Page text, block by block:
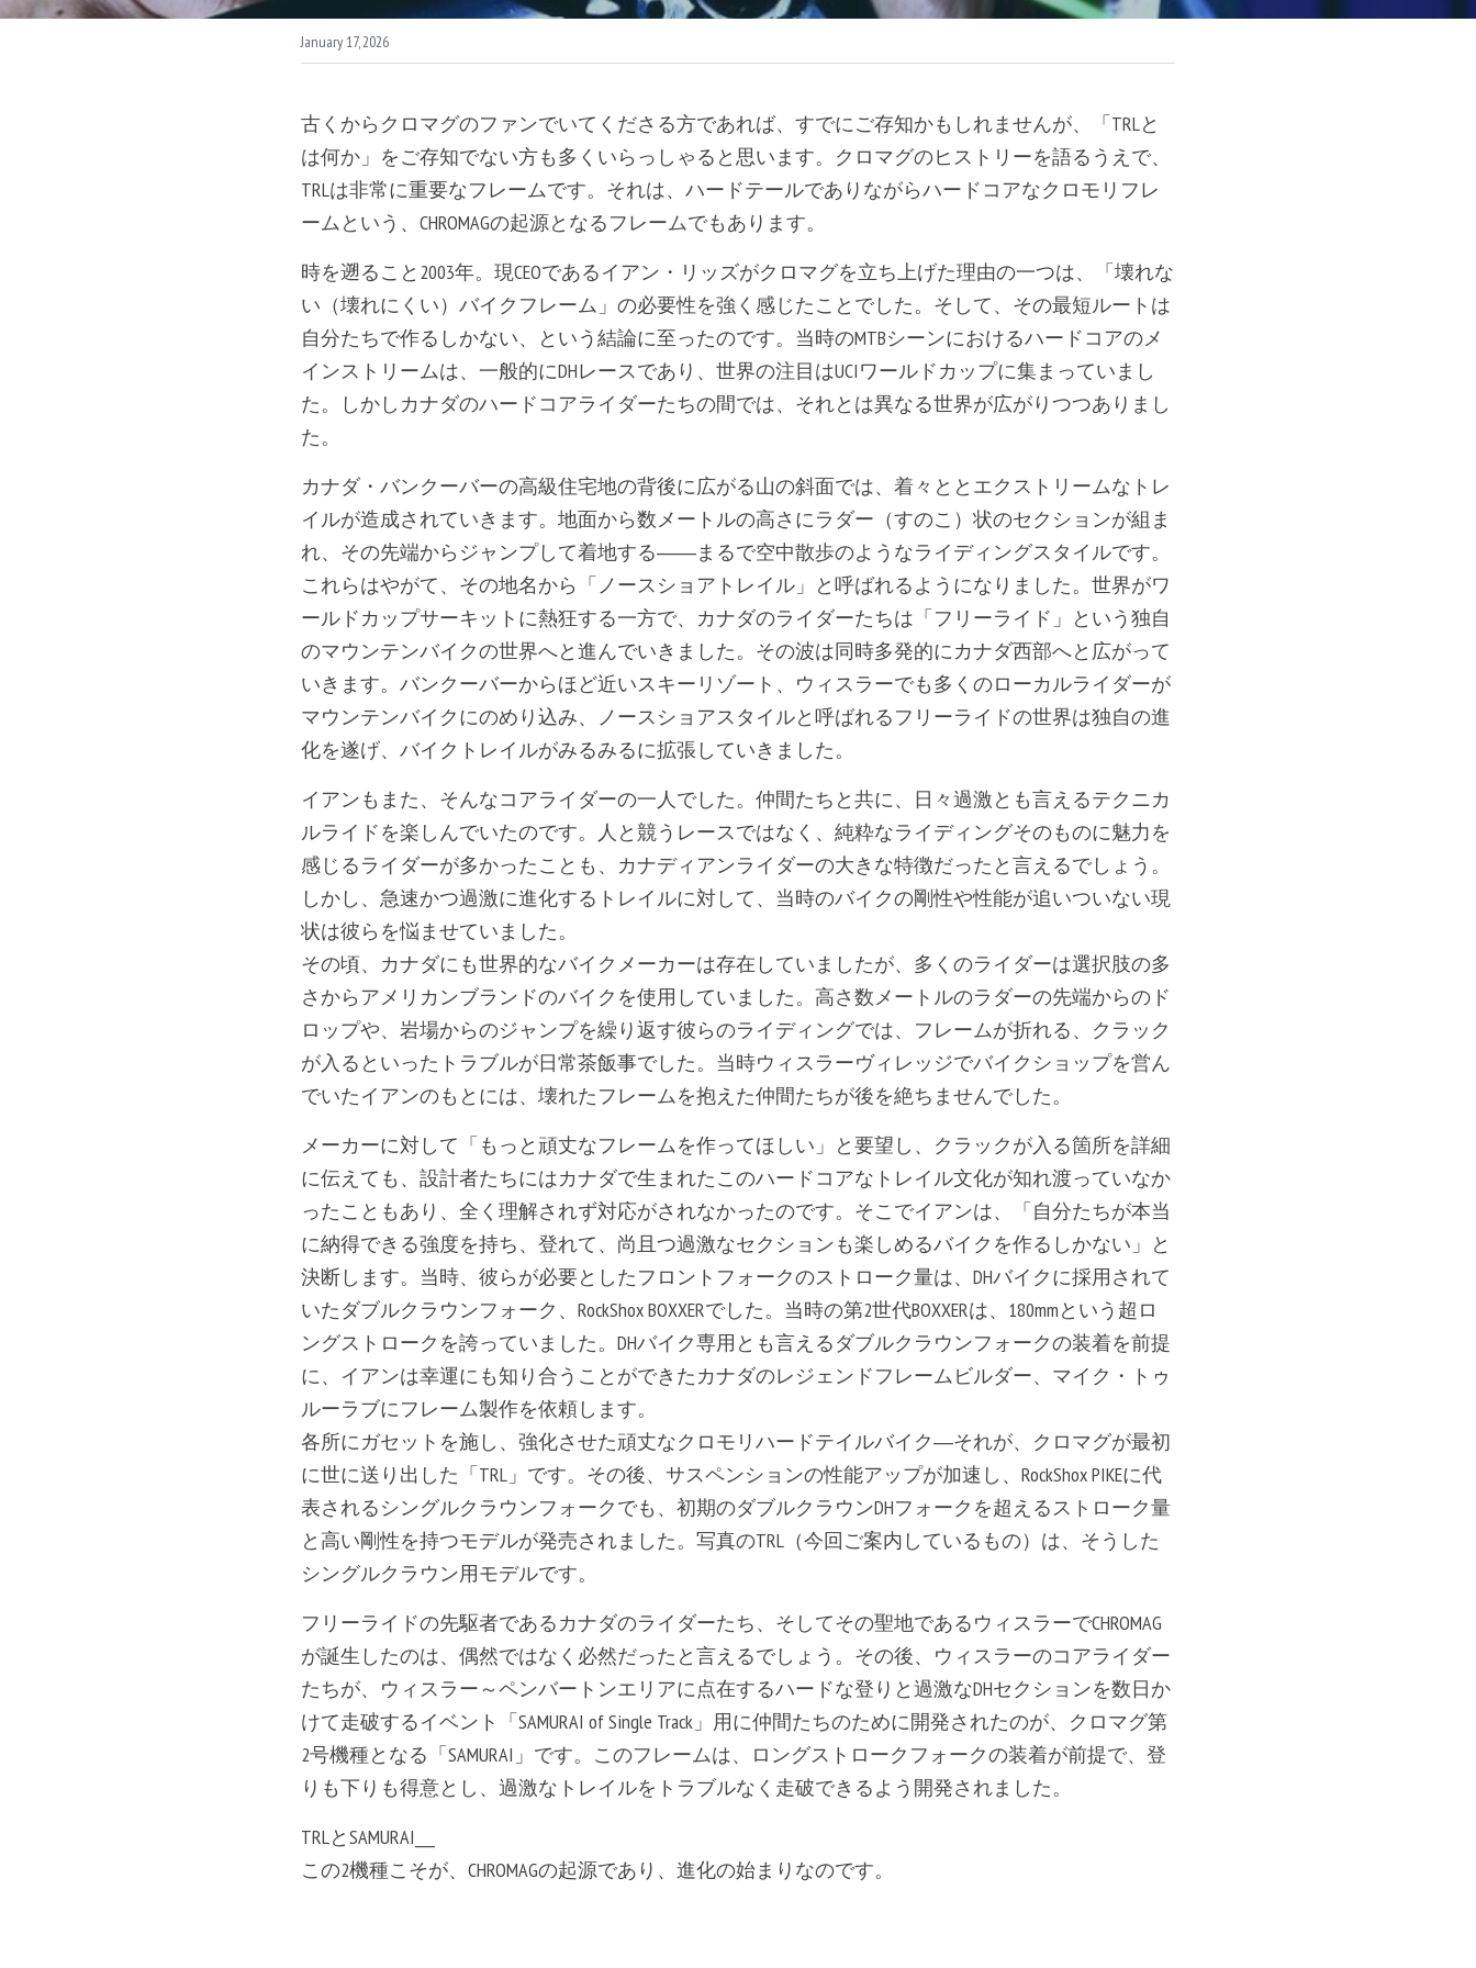
January 17, 2026
古くからクロマグのファンでいてくださる方であれば、すでにご存知かもしれませんが、「TRLと
は何か」をご存知でない方も多くいらっしゃると思います。クロマグのヒストリーを語るうえで、
TRLは非常に重要なフレームです。それは、ハードテールでありながらハードコアなクロモリフレ
ームという、CHROMAGの起源となるフレームでもあります。
時を遡ること2003年。現CEOであるイアン・リッズがクロマグを立ち上げた理由の一つは、「壊れな
い（壊れにくい）バイクフレーム」の必要性を強く感じたことでした。そして、その最短ルートは
自分たちで作るしかない、という結論に至ったのです。当時のMTBシーンにおけるハードコアのメ
インストリームは、一般的にDHレースであり、世界の注目はUCIワールドカップに集まっていまし
た。しかしカナダのハードコアライダーたちの間では、それとは異なる世界が広がりつつありまし
た。
カナダ・バンクーバーの高級住宅地の背後に広がる山の斜面では、着々ととエクストリームなトレ
イルが造成されていきます。地面から数メートルの高さにラダー（すのこ）状のセクションが組ま
れ、その先端からジャンプして着地する――まるで空中散歩のようなライディングスタイルです。
これらはやがて、その地名から「ノースショアトレイル」と呼ばれるようになりました。世界がワ
ールドカップサーキットに熱狂する一方で、カナダのライダーたちは「フリーライド」という独自
のマウンテンバイクの世界へと進んでいきました。その波は同時多発的にカナダ西部へと広がって
いきます。バンクーバーからほど近いスキーリゾート、ウィスラーでも多くのローカルライダーが
マウンテンバイクにのめり込み、ノースショアスタイルと呼ばれるフリーライドの世界は独自の進
化を遂げ、バイクトレイルがみるみるに拡張していきました。
イアンもまた、そんなコアライダーの一人でした。仲間たちと共に、日々過激とも言えるテクニカ
ルライドを楽しんでいたのです。人と競うレースではなく、純粋なライディングそのものに魅力を
感じるライダーが多かったことも、カナディアンライダーの大きな特徴だったと言えるでしょう。
しかし、急速かつ過激に進化するトレイルに対して、当時のバイクの剛性や性能が追いついない現
状は彼らを悩ませていました。
その頃、カナダにも世界的なバイクメーカーは存在していましたが、多くのライダーは選択肢の多
さからアメリカンブランドのバイクを使用していました。高さ数メートルのラダーの先端からのド
ロップや、岩場からのジャンプを繰り返す彼らのライディングでは、フレームが折れる、クラック
が入るといったトラブルが日常茶飯事でした。当時ウィスラーヴィレッジでバイクショップを営ん
でいたイアンのもとには、壊れたフレームを抱えた仲間たちが後を絶ちませんでした。
メーカーに対して「もっと頑丈なフレームを作ってほしい」と要望し、クラックが入る箇所を詳細
に伝えても、設計者たちにはカナダで生まれたこのハードコアなトレイル文化が知れ渡っていなか
ったこともあり、全く理解されず対応がされなかったのです。そこでイアンは、「自分たちが本当
に納得できる強度を持ち、登れて、尚且つ過激なセクションも楽しめるバイクを作るしかない」と
決断します。当時、彼らが必要としたフロントフォークのストローク量は、DHバイクに採用されて
いたダブルクラウンフォーク、RockShox BOXXERでした。当時の第2世代BOXXERは、180mmという超ロ
ングストロークを誇っていました。DHバイク専用とも言えるダブルクラウンフォークの装着を前提
に、イアンは幸運にも知り合うことができたカナダのレジェンドフレームビルダー、マイク・トゥ
ルーラブにフレーム製作を依頼します。
各所にガセットを施し、強化させた頑丈なクロモリハードテイルバイク―それが、クロマグが最初
に世に送り出した「TRL」です。その後、サスペンションの性能アップが加速し、RockShox PIKEに代
表されるシングルクラウンフォークでも、初期のダブルクラウンDHフォークを超えるストローク量
と高い剛性を持つモデルが発売されました。写真のTRL（今回ご案内しているもの）は、そうした
シングルクラウン用モデルです。
フリーライドの先駆者であるカナダのライダーたち、そしてその聖地であるウィスラーでCHROMAG
が誕生したのは、偶然ではなく必然だったと言えるでしょう。その後、ウィスラーのコアライダー
たちが、ウィスラー～ペンバートンエリアに点在するハードな登りと過激なDHセクションを数日か
けて走破するイベント「SAMURAI of Single Track」用に仲間たちのために開発されたのが、クロマグ第
2号機種となる「SAMURAI」です。このフレームは、ロングストロークフォークの装着が前提で、登
りも下りも得意とし、過激なトレイルをトラブルなく走破できるよう開発されました。
TRLとSAMURAI___
この2機種こそが、CHROMAGの起源であり、進化の始まりなのです。